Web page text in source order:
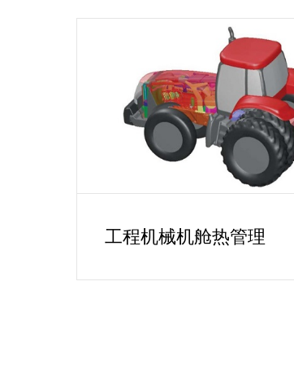
工程机械机舱热管理